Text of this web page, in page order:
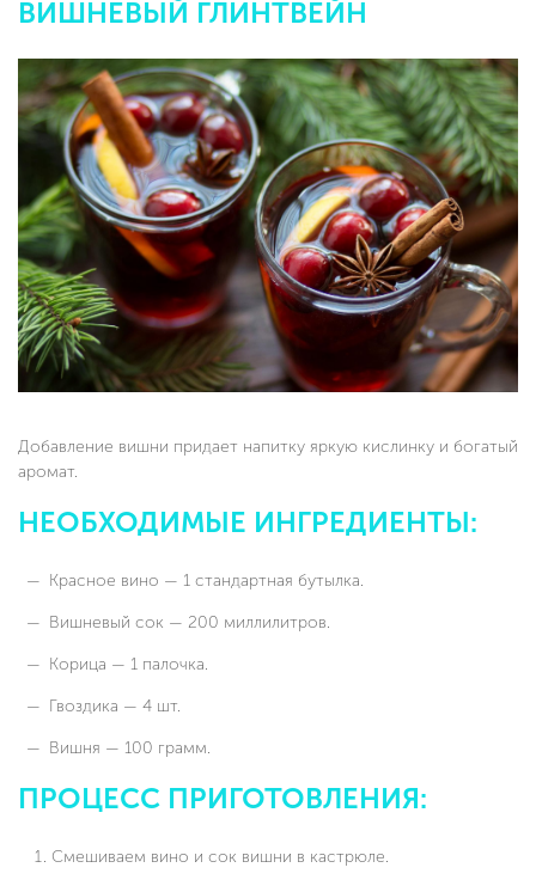
ВИШНЕВЫЙ ГЛИНТВЕЙН
Добавление вишни придает напитку яркую кислинку и богатый
аромат.
НЕОБХОДИМЫЕ ИНГРЕДИЕНТЫ:
Красное вино — 1 стандартная бутылка.
Вишневый сок — 200 миллилитров.
Корица — 1 палочка.
Гвоздика — 4 шт.
Вишня — 100 грамм.
ПРОЦЕСС ПРИГОТОВЛЕНИЯ:
Смешиваем вино и сок вишни в кастрюле.